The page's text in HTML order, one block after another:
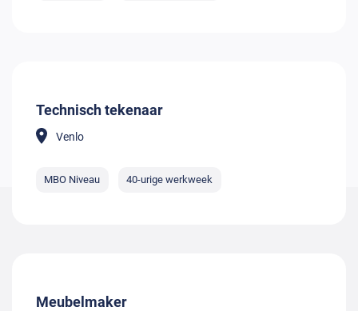
Technisch tekenaar
Venlo
MBO Niveau 40-urige werkweek
Meubelmaker